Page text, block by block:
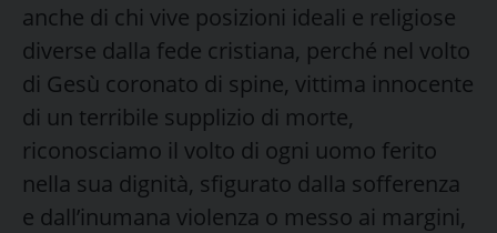
anche di chi vive posizioni ideali e religiose
diverse dalla fede cristiana, perché nel volto
di Gesù coronato di spine, vittima innocente
di un terribile supplizio di morte,
riconosciamo il volto di ogni uomo ferito
nella sua dignità, sfigurato dalla sofferenza
e dall’inumana violenza o messo ai margini,